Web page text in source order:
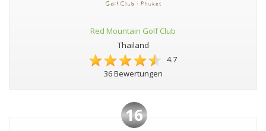
Red Mountain Golf Club
Thailand
4.7
36 Bewertungen
16